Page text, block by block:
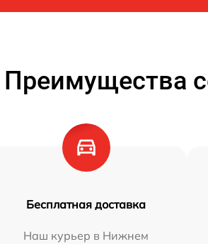
Преимущества
Бесплатная доставка
Наш курьер в Нижнем